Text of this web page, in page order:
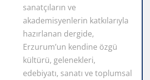
sanatçıların ve
akademisyenlerin katkılarıyla
hazırlanan dergide,
Erzurum’un kendine özgü
kültürü, gelenekleri,
edebiyatı, sanatı ve toplumsal